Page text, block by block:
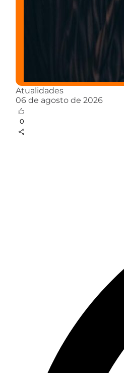
Atualidades
06 de agosto de 2026
0